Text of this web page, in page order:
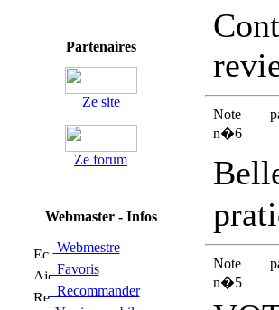
Partenaires
Ze site
Ze forum
Webmaster - Infos
Webmestre
Favoris
Recommander
Note
n�6
Note
n�5